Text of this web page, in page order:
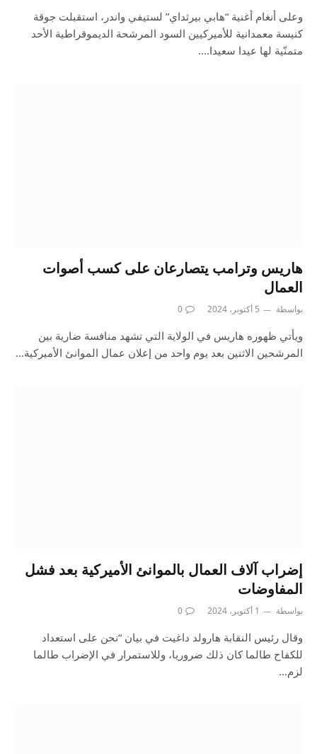
وعلى أنغام أغنية “هابي بيرثداي” لستيفي واندر، استقبلت جوقة
كنيسة معمدانية للأميركيين السود المرشحة الديموقراطية الأحد
متمنّية لها عيدا سعيدا.…
هاريس وترامب يتصارعان على كسب أصوات
العمال
بواسطة 5 أكتوبر، 2024 0
ويأتي ظهوره هاريس في الولاية التي تشهد منافسة ضارية بين
المرشحين الاثنين بعد يوم واحد من إعلان عمال الموانئ الأميركية…
إضراب آلاف العمال بالموانئ الأميركية بعد فشل
المفاوضات
بواسطة 1 أكتوبر، 2024 0
وقال رئيس النقابة هارولد داغيت في بيان “نحن على استعداد
للكفاح طالما كان ذلك ضروريا، وللاستمرار في الإضراب طالما
لزم…